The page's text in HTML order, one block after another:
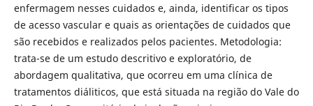
enfermagem nesses cuidados e, ainda, identificar os tipos
de acesso vascular e quais as orientações de cuidados que
são recebidos e realizados pelos pacientes. Metodologia:
trata-se de um estudo descritivo e exploratório, de
abordagem qualitativa, que ocorreu em uma clínica de
tratamentos diáliticos, que está situada na região do Vale do